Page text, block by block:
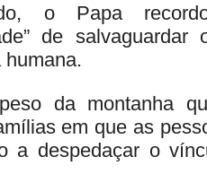
o Papa
de
da montanha
em que as
a despedaçar o